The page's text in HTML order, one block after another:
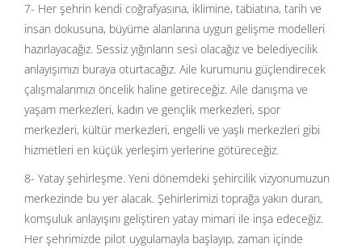
7- Her şehrin kendi coğrafyasına, iklimine, tabiatına, tarih ve
insan dokusuna, büyüme alanlarına uygun gelişme modelleri
hazırlayacağız. Sessiz yığınların sesi olacağız ve belediyecilik
anlayışımızı buraya oturtacağız. Aile kurumunu güçlendirecek
çalışmalarımızı öncelik haline getireceğiz. Aile danışma ve
yaşam merkezleri, kadın ve gençlik merkezleri, spor
merkezleri, kültür merkezleri, engelli ve yaşlı merkezleri gibi
hizmetleri en küçük yerleşim yerlerine götüreceğiz.
8- Yatay şehirleşme. Yeni dönemdeki şehircilik vizyonumuzun
merkezinde bu yer alacak. Şehirlerimizi toprağa yakın duran,
komşuluk anlayışını geliştiren yatay mimari ile inşa edeceğiz.
Her şehrimizde pilot uygulamayla başlayıp, zaman içinde